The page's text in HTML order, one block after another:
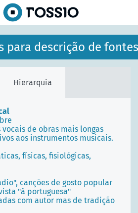
para descrição de
Hierarquia
vocais de obras mais longas
aos instrumentos musicais.
físicas, fisiológicas,
canções de gosto popular
"à portuguesa"
com autor mas de tradição